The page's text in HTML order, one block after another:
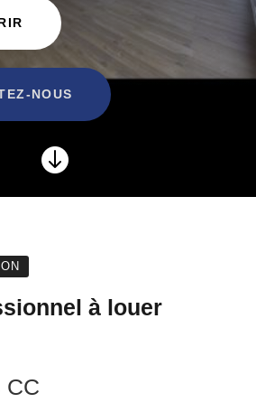
NOUS

à louer
CC